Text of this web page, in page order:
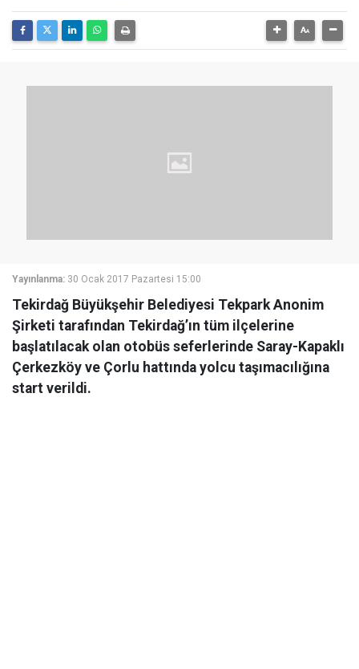
Yayınlanma: 30 Ocak 2017 Pazartesi 15:00
Tekirdağ Büyükşehir Belediyesi Tekpark Anonim
Şirketi tarafından Tekirdağ’ın tüm ilçelerine
başlatılacak olan otobüs seferlerinde Saray-Kapaklı
Çerkezköy ve Çorlu hattında yolcu taşımacılığına
start verildi.